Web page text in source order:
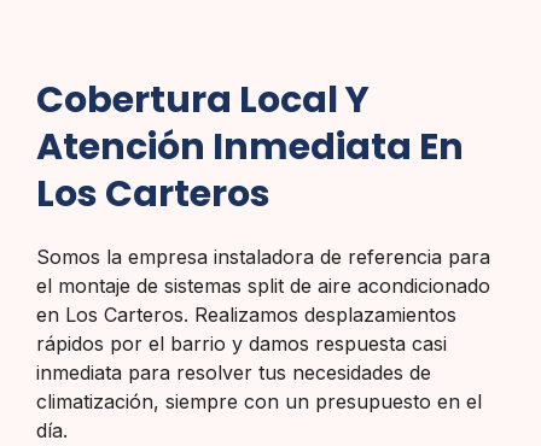
Cobertura Local Y
Atención Inmediata En
Los Carteros
Somos la empresa instaladora de referencia para
el montaje de sistemas split de aire acondicionado
en Los Carteros. Realizamos desplazamientos
rápidos por el barrio y damos respuesta casi
inmediata para resolver tus necesidades de
climatización, siempre con un presupuesto en el
día.